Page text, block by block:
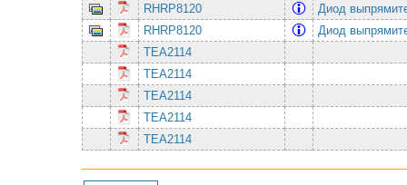
RHRP8120
Диод
RHRP8120
Диод
TEA2114
TEA2114
TEA2114
TEA2114
TEA2114